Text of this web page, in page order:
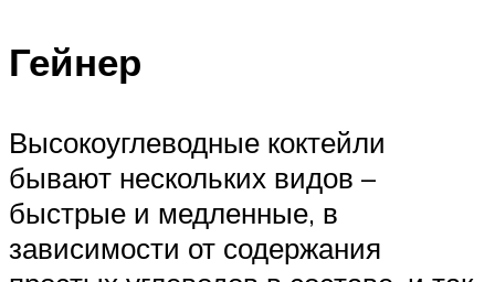
Гейнер
Высокоуглеводные коктейли
бывают нескольких видов –
быстрые и медленные, в
зависимости от содержания